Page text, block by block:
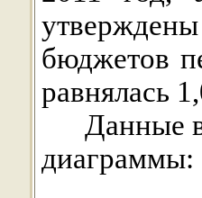
бюджетов
равнялась
Данные
диаграммы: